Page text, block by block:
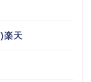
楽天